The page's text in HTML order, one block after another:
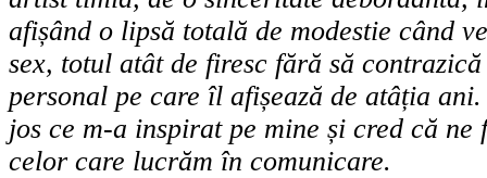
afișând o lipsă totală de modestie când
sex, totul atât de firesc fără să
personal pe care îl afișează de atâția
jos ce m-a inspirat pe mine și cred că ne
celor care lucrăm în comunicare.